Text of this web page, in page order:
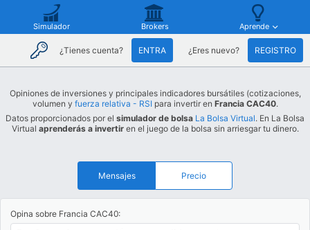
Simulador Brokers Aprende
¿Tienes cuenta? ENTRA ¿Eres nuevo? REGISTRO
Opiniones de inversiones y principales indicadores bursátiles (cotizaciones,
volumen y fuerza relativa - RSI para invertir en Francia CAC40.
Datos proporcionados por el simulador de bolsa La Bolsa Virtual. En La Bolsa
Virtual aprenderás a invertiren el juego de la bolsa sin arriesgar tu dinero.
Mensajes Precio
Opina sobre Francia CAC40: